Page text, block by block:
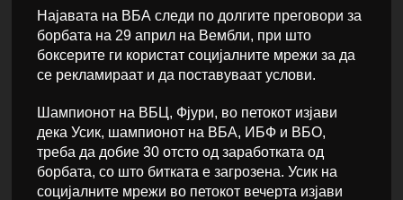
Најавата на ВБА следи по долгите преговори за
борбата на 29 април на Вембли, при што
боксерите ги користат социјалните мрежи за да
се рекламираат и да поставуваат услови.
Шампионот на ВБЦ, Фјури, во петокот изјави
дека Усик, шампионот на ВБА, ИБФ и ВБО,
треба да добие 30 отсто од заработката од
борбата, со што битката е загрозена. Усик на
социјалните мрежи во петокот вечерта изјави